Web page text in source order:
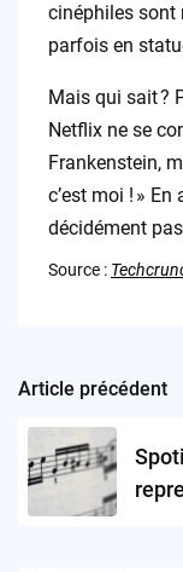
cinéphiles sont
parfois en
Mais qui sait ?
Netflix ne se
Frankenstein,
c’est moi ! »
décidément
Source :
Post
navigation
Article précédent